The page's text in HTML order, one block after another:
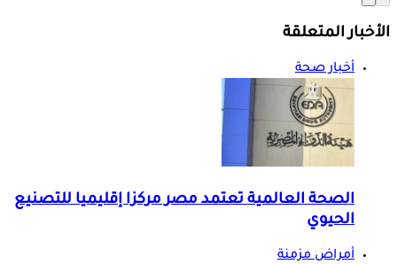
الأخبار المتعلقة
أخبار صحة
الصحة العالمية تعتمد مصر مركزا إقليميا للتصنيع
الحيوي
أمراض مزمنة